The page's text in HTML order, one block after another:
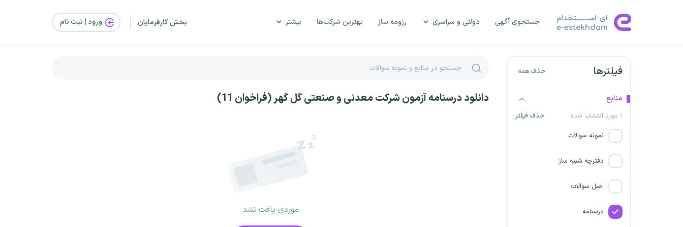
جستجوی آگهی دولتی و سراسری رزومه ساز بهترین شرکت‌ها بیشتر بخش کارفرمایان ورود | ثبت‌ نام
فیلترها حذف همه
منابع
۱ مورد انتخاب شده
حذف فیلتر
نمونه سوالات
دفترچه شبیه ساز
اصل سوالات
درسنامه
شرکت‌ پگاه انرژی پارسیان
شرکت فراز گستران عرصه پیشرو
شرکت مهندسی فن آور معادن
و فلزات
پردیس
دانشگاه تربیت مدرس
دانلود درسنامه آزمون شرکت معدنی و صنعتی گل گهر (فراخوان 11)
موردی یافت نشد